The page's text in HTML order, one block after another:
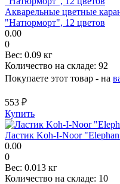
Акварельные цветные
"Натюрморт", 12 цветов
0.00
0
Вес: 0.09 кг
Количество на складе: 92
Покупаете этот товар - на
553 ₽
Купить
Ластик Koh-I-Noor
0.00
0
Вес: 0.013 кг
Количество на складе: 10